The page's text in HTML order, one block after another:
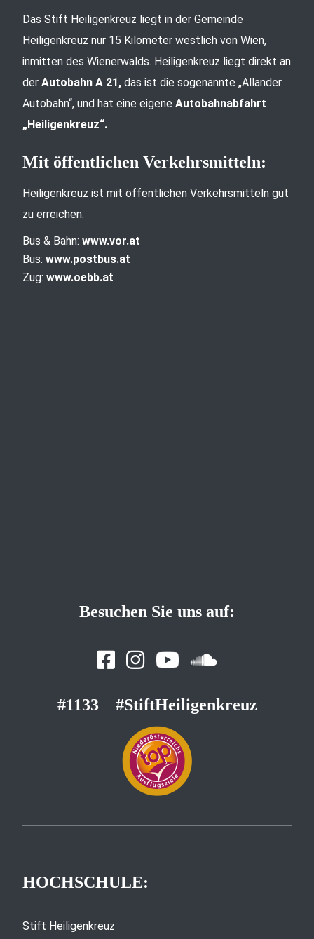
Das Stift Heiligenkreuz liegt in der Gemeinde
Heiligenkreuz nur 15 Kilometer westlich von Wien,
inmitten des Wienerwalds. Heiligenkreuz liegt direkt an
der Autobahn A 21, das ist die sogenannte „Allander
Autobahn“, und hat eine eigene Autobahnabfahrt
„Heiligenkreuz“.
Mit öffentlichen Verkehrsmitteln:
Heiligenkreuz ist mit öffentlichen Verkehrsmitteln gut
zu erreichen:
Bus & Bahn: www.vor.at
Bus: www.postbus.at
Zug: www.oebb.at
Besuchen Sie uns auf:
#1133 #StiftHeiligenkreuz
HOCHSCHULE:
Stift Heiligenkreuz